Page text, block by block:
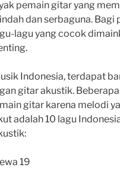
pemain gitar yang
dan serbaguna.
lagu yang cocok
Indonesia, terdapat
gitar akustik.
gitar karena melodi
adalah 10 lagu
19